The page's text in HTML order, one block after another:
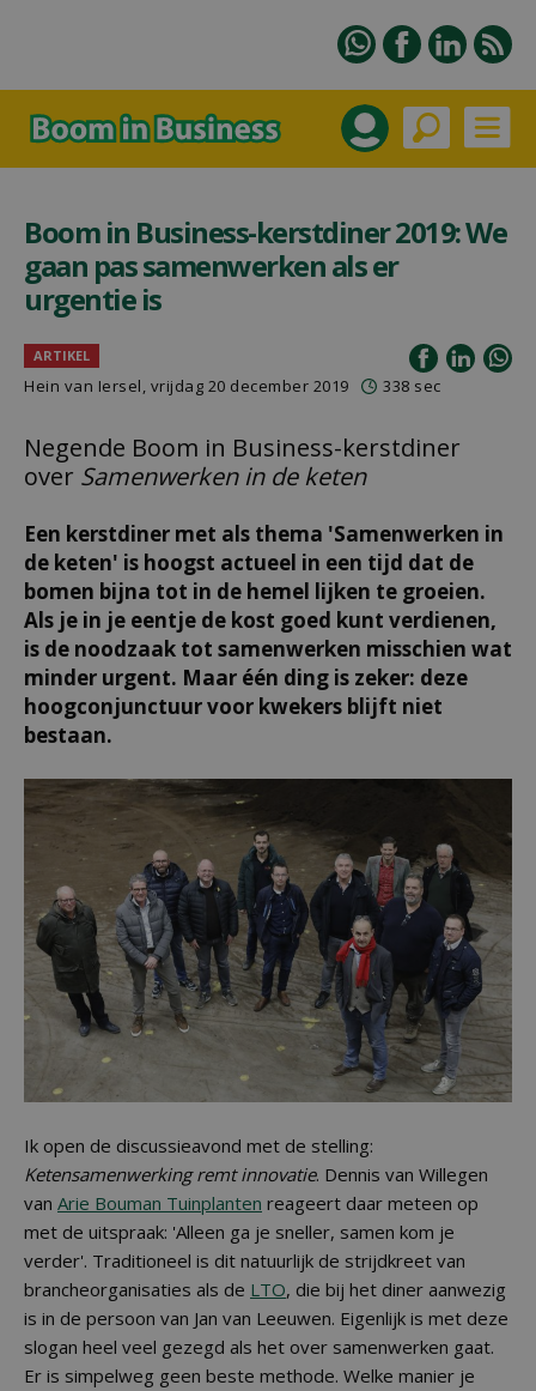
Boom in Business-kerstdiner 2019: We
gaan pas samenwerken als er
urgentie is
ARTIKEL
Hein van Iersel, vrijdag 20 december 2019 338 sec
Negende Boom in Business-kerstdiner
over Samenwerken in de keten
Een kerstdiner met als thema 'Samenwerken in
de keten' is hoogst actueel in een tijd dat de
bomen bijna tot in de hemel lijken te groeien.
Als je in je eentje de kost goed kunt verdienen,
is de noodzaak tot samenwerken misschien wat
minder urgent. Maar één ding is zeker: deze
hoogconjunctuur voor kwekers blijft niet
bestaan.
Ik open de discussieavond met de stelling:
Ketensamenwerking remt innovatie. Dennis van Willegen
van Arie Bouman Tuinplanten reageert daar meteen op
met de uitspraak: 'Alleen ga je sneller, samen kom je
verder'. Traditioneel is dit natuurlijk de strijdkreet van
brancheorganisaties als de LTO, die bij het diner aanwezig
is in de persoon van Jan van Leeuwen. Eigenlijk is met deze
slogan heel veel gezegd als het over samenwerken gaat.
Er is simpelweg geen beste methode. Welke manier je